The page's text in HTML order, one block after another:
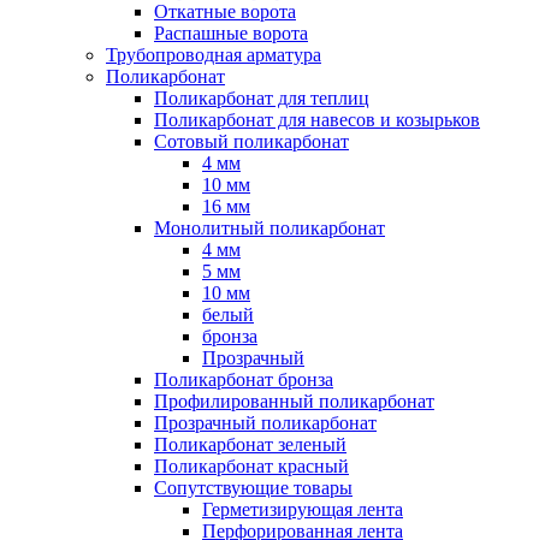
Откатные ворота
Распашные ворота
Трубопроводная арматура
Поликарбонат
Поликарбонат для теплиц
Поликарбонат для навесов и козырьков
Сотовый поликарбонат
4 мм
10 мм
16 мм
Монолитный поликарбонат
4 мм
5 мм
10 мм
белый
бронза
Прозрачный
Поликарбонат бронза
Профилированный поликарбонат
Прозрачный поликарбонат
Поликарбонат зеленый
Поликарбонат красный
Сопутствующие товары
Герметизирующая лента
Перфорированная лента